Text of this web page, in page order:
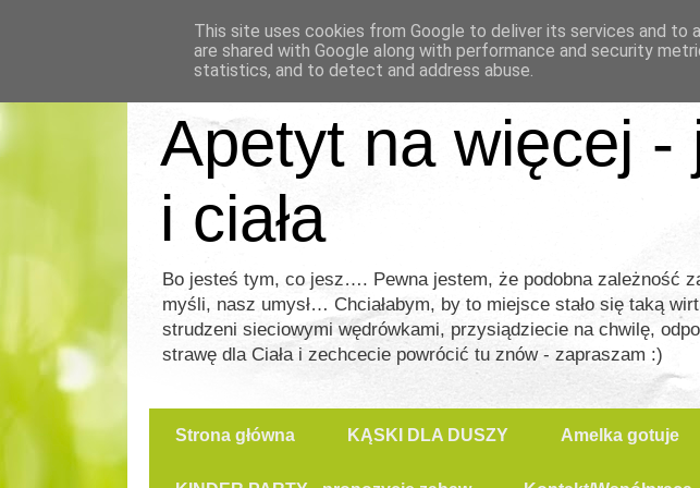
Apetyt na więcej -
i ciała
Bo jesteś tym, co jesz…. Pewna jestem, że podobna zależność
myśli, nasz umysł… Chciałabym, by to miejsce stało się taką
strudzeni sieciowymi wędrówkami, przysiądziecie na chwilę,
strawę dla Ciała i zechcecie powrócić tu znów - zapraszam :)
Strona główna KĄSKI DLA DUSZY Amelka gotuje
This site uses cookies from Google to deliver its services and to
are shared with Google along with performance and security
statistics, and to detect and address abuse.